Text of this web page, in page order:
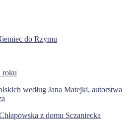
do Rzymu
roku
według Jana Matejki, autorstwa
z domu Sczaniecka